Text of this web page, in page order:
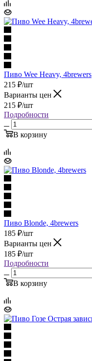
Пиво Wee Heavy, 4brewers
215 ₽/шт
Варианты цен
215 ₽/шт
Подробности
В корзину
Пиво Blonde, 4brewers
185 ₽/шт
Варианты цен
185 ₽/шт
Подробности
В корзину